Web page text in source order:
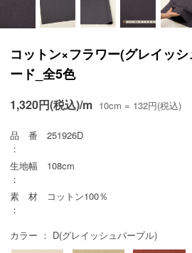
コットン×フラワー(グレイッ
ード_全5色
1,320円(税込)/m 10cm = 132円(税込)
品 番
：
251926D
生地幅
：
108cm
素 材
：
コットン100％
カラー ： D(グレイッシュパープル)